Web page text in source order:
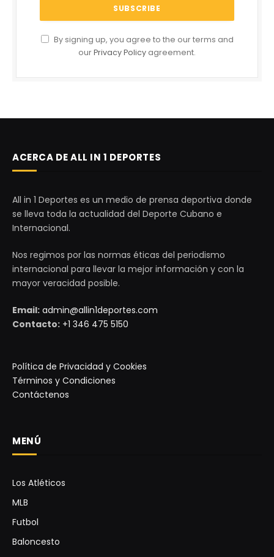
By signing up, you agree to the our terms and
ourPrivacy Policy agreement.
ACERCA DE ALL IN 1 DEPORTES
All in 1 Deportes es un medio de prensa deportiva donde
se lleva toda la actualidad del Deporte Cubano e
Internacional.
Nos regimos por las normas éticas del periodismo
internacional para llevar la mejor información y con la
mayor veracidad posible.
Email: admin@allin1deportes.com
Contacto: +1 346 475 5150
Política de Privacidad y Cookies
Términos y Condiciones
Contáctenos
MENÚ
Los Atléticos
MLB
Futbol
Baloncesto